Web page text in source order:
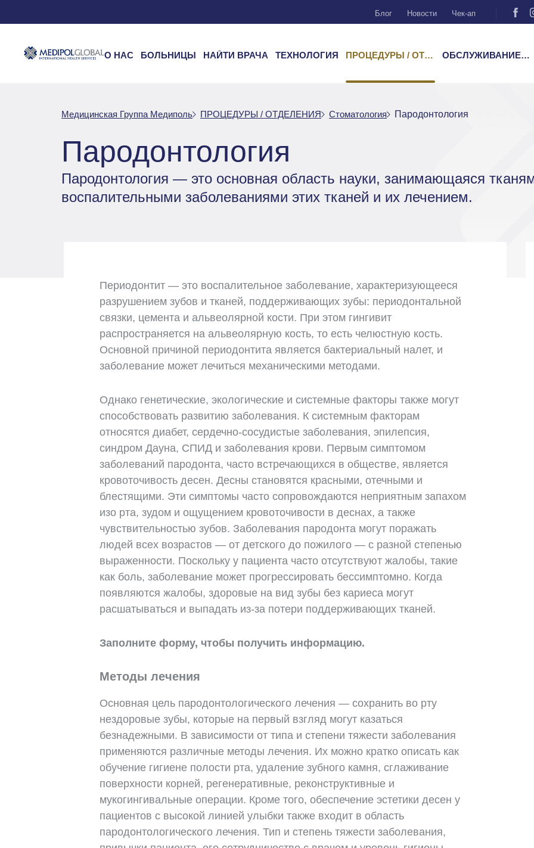
Блог Новости Чек-ап
О НАС БОЛЬНИЦЫ НАЙТИ ВРАЧА ТЕХНОЛОГИЯ ПРОЦЕДУРЫ / ОТДЕЛЕНИЯ ОБСЛУЖИВАНИЕ ПАЦИЕНТОВ
Медицинская Группа Медиполь ПРОЦЕДУРЫ / ОТДЕЛЕНИЯ Стоматология Пародонтология
Пародонтология
Пародонтология — это основная область науки, занимающаяся
воспалительными заболеваниями этих тканей и их лечением.
Периодонтит — это воспалительное заболевание, характеризующееся
разрушением зубов и тканей, поддерживающих зубы: периодонтальной
связки, цемента и альвеолярной кости. При этом гингивит
распространяется на альвеолярную кость, то есть челюстную кость.
Основной причиной периодонтита является бактериальный налет, и
заболевание может лечиться механическими методами.
Однако генетические, экологические и системные факторы также могут
способствовать развитию заболевания. К системным факторам
относятся диабет, сердечно-сосудистые заболевания, эпилепсия,
синдром Дауна, СПИД и заболевания крови. Первым симптомом
заболеваний пародонта, часто встречающихся в обществе, является
кровоточивость десен. Десны становятся красными, отечными и
блестящими. Эти симптомы часто сопровождаются неприятным запахом
изо рта, зудом и ощущением кровоточивости в деснах, а также
чувствительностью зубов. Заболевания пародонта могут поражать
людей всех возрастов — от детского до пожилого — с разной степенью
выраженности. Поскольку у пациента часто отсутствуют жалобы, такие
как боль, заболевание может прогрессировать бессимптомно. Когда
появляются жалобы, здоровые на вид зубы без кариеса могут
расшатываться и выпадать из-за потери поддерживающих тканей.
Заполните форму, чтобы получить информацию.
Методы лечения
Основная цель пародонтологического лечения — сохранить во рту
нездоровые зубы, которые на первый взгляд могут казаться
безнадежными. В зависимости от типа и степени тяжести заболевания
применяются различные методы лечения. Их можно кратко описать как
обучение гигиене полости рта, удаление зубного камня, сглаживание
поверхности корней, регенеративные, реконструктивные и
мукогингивальные операции. Кроме того, обеспечение эстетики десен у
пациентов с высокой линией улыбки также входит в область
пародонтологического лечения. Тип и степень тяжести заболевания,